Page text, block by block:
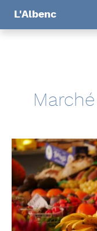
L'Albenc